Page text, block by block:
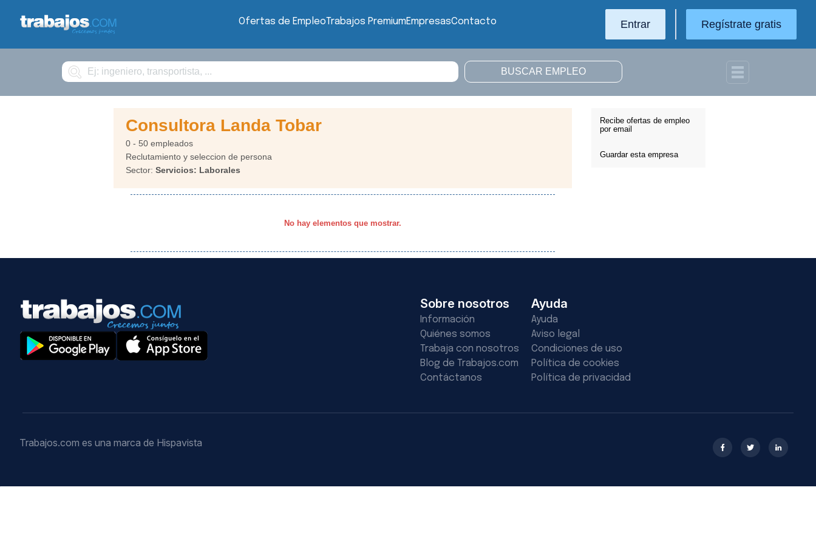
Ofertas de EmpleoTrabajos PremiumEmpresasContacto Entrar Regístrate gratis
Buscar
Recibe ofertas de empleo
por email
Guardar esta empresa
Consultora Landa Tobar
0 - 50 empleados
Reclutamiento y seleccion de persona
Sector: Servicios: Laborales
No hay elementos que mostrar.
Sobre nosotros
Información
Quiénes somos
Trabaja con nosotros
Blog de Trabajos.com
Contáctanos
Ayuda
Ayuda
Aviso legal
Condiciones de uso
Política de cookies
Política de privacidad
Trabajos.com es una marca de Hispavista